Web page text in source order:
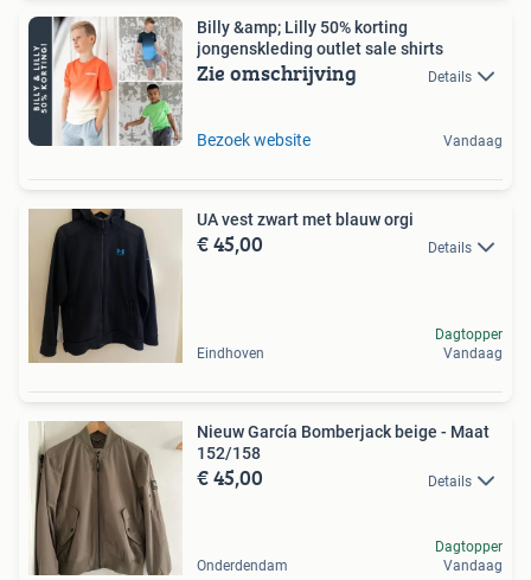
Billy &amp; Lilly 50% korting
jongenskleding outlet sale shirts
Zie omschrijving Details
Bezoek website Vandaag
UA vest zwart met blauw orgi
€ 45,00 Details
Eindhoven
Dagtopper
Vandaag
Nieuw García Bomberjack beige - Maat
152/158
€ 45,00 Details
Onderdendam
Dagtopper
Vandaag